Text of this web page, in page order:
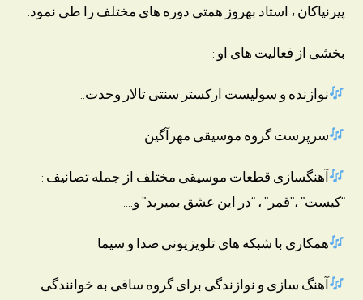
پیرنیاکان ، استاد بهروز همتی دوره های مختلف را طی نمود.
بخشی از فعالیت های او :
نوازنده و سولیست ارکستر سنتی تالار وحدت..
سرپرست گروه موسیقی مهرآگین
آهنگسازی قطعات موسیقی مختلف از جمله تصانیف :
“کیست” ،”قمر” ، “در این عشق بمیرید” و…..
همکاری با شبکه های تلویزیونی صدا و سیما
آهنگ سازی و نوازندگی برای گروه ساقی به خوانندگی